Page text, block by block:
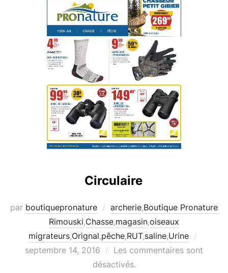
Circulaire
par boutiquepronature archerie,Boutique Pronature
Rimouski,Chasse,magasin,oiseaux
migrateurs,Orignal,pêche,RUT,saline,Urine
le
septembre 14, 2016
Les commentaires sont
désactivés.